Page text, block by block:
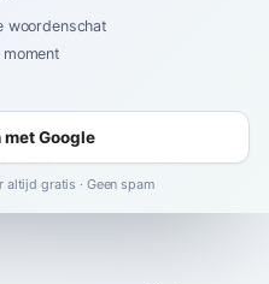
woordenschat
met Google
altijd gratis · Geen spam